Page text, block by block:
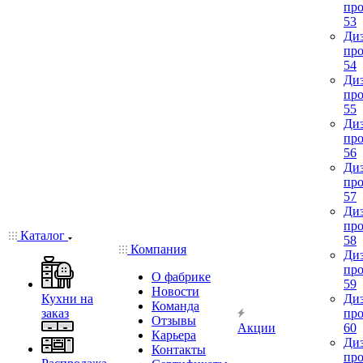
Каталог
Кухни на
заказ
Компания
О фабрике
Новости
Команда
Отзывы
Карьера
Контакты
Акции
53
54
55
56
57
58
59
60